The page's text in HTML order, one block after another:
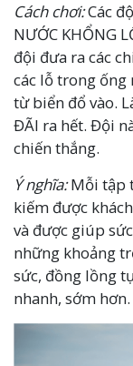
Cách chơi:Các
NƯỚC KHỔNG
đội đưa ra các
các lỗ trong ống
từ biển đổ vào.
ĐÃI ra hết. Đội
chiến thắng.
Ý nghĩa:Mỗi tập
kiếm được
và được giúp
những khoảng
sức, đồng lồng
nhanh, sớm hơn.